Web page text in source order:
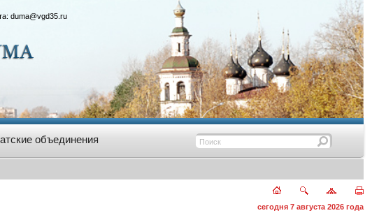
duma@vgd35.ru
объединения
сегодня 7 августа 2026 года